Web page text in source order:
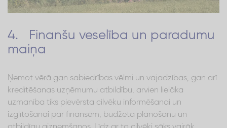
4. Finanšu veselība un paradumu
maiņa
Ņemot vērā gan sabiedrības vēlmi un vajadzības, gan arī
kreditēšanas uzņēmumu atbildību, arvien lielāka
uzmanība tiks pievērsta cilvēku informēšanai un
izglītošanai par finansēm, budžeta plānošanu un